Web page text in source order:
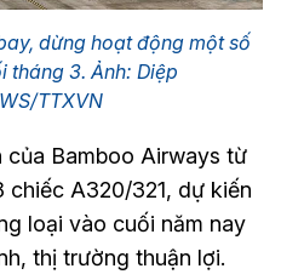
dừng hoạt động một số
tháng 3. Ảnh: Diệp
TTXVN
Bamboo Airways từ
A320/321, dự kiến
loại vào cuối năm nay
thị trường thuận lợi.